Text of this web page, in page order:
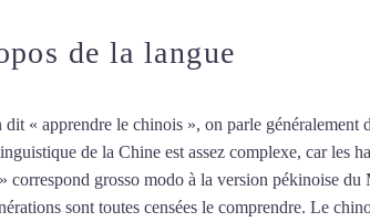
de la langue
dit « apprendre le chinois », on parle
de la Chine est assez complexe, car les
correspond grosso modo à la version pékinoise
sont toutes censées le comprendre. Le